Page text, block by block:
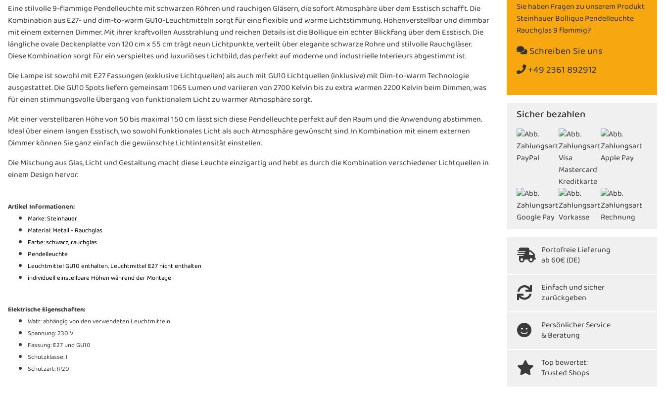
Eine stilvolle 9-flammige Pendelleuchte mit schwarzen Röhren und rauchigen Gläsern, die sofort Atmosphäre über dem Esstisch schafft. Die
Kombination aus E27- und dim-to-warm GU10-Leuchtmitteln sorgt für eine flexible und warme Lichtstimmung. Höhenverstellbar und dimmbar
mit einem externen Dimmer. Mit ihrer kraftvollen Ausstrahlung und reichen Details ist die Bollique ein echter Blickfang über dem Esstisch. Die
längliche ovale Deckenplatte von 120 cm x 55 cm trägt neun Lichtpunkte, verteilt über elegante schwarze Rohre und stilvolle Rauchgläser.
Diese Kombination sorgt für ein verspieltes und luxuriöses Lichtbild, das perfekt auf moderne und industrielle Interieurs abgestimmt ist.
Die Lampe ist sowohl mit E27 Fassungen (exklusive Lichtquellen) als auch mit GU10 Lichtquellen (inklusive) mit Dim-to-Warm Technologie
ausgestattet. Die GU10 Spots liefern gemeinsam 1065 Lumen und variieren von 2700 Kelvin bis zu extra warmen 2200 Kelvin beim Dimmen, was
für einen stimmungsvolle Übergang von funktionalem Licht zu warmer Atmosphäre sorgt.
Mit einer verstellbaren Höhe von 50 bis maximal 150 cm lässt sich diese Pendelleuchte perfekt auf den Raum und die Anwendung abstimmen.
Ideal über einem langen Esstisch, wo sowohl funktionales Licht als auch Atmosphäre gewünscht sind. In Kombination mit einem externen
Dimmer können Sie ganz einfach die gewünschte Lichtintensität einstellen.
Die Mischung aus Glas, Licht und Gestaltung macht diese Leuchte einzigartig und hebt es durch die Kombination verschiedener Lichtquellen in
einem Design hervor.
Artikel Informationen:
Marke: Steinhauer
Material: Metall - Rauchglas
Farbe: schwarz, rauchglas
Pendelleuchte
Leuchtmittel GU10 enthalten, Leuchtmittel E27 nicht enthalten
individuell einstellbare Höhen während der Montage
Elektrische Eigenschaften:
Watt: abhängig von den verwendeten Leuchtmitteln
Spannung: 230 V
Fassung: E27 und GU10
Schutzklasse: I
Schutzart: IP20
Sie haben Fragen zu unserem Produkt
Steinhauer Bollique Pendelleuchte
Rauchglas 9 flammig?
Schreiben Sie uns
+49 2361 892912
Sicher bezahlen
Portofreie Lieferung
ab 60€ (DE)
Einfach und sicher
zurückgeben
Persönlicher Service
& Beratung
Top bewertet:
Trusted Shops